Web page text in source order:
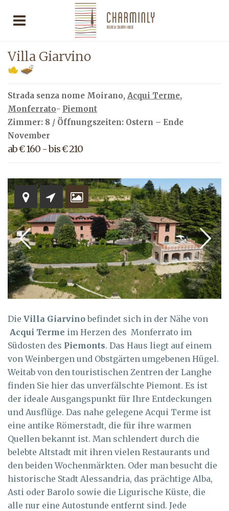
Villa Giarvino
Strada senza nome Moirano, Acqui Terme,
Monferrato- Piemont
Zimmer: 8 / Öffnungszeiten: Ostern – Ende
November
ab € 160 - bis € 210
Die Villa Giarvinobefindet sich in der Nähe von
Acqui Terme im Herzen des Monferrato im
Südosten des Piemonts. Das Haus liegt auf einem
von Weinbergen und Obstgärten umgebenen Hügel.
Weitab von den touristischen Zentren der Langhe
finden Sie hier das unverfälschte Piemont. Es ist
der ideale Ausgangspunkt für Ihre Entdeckungen
und Ausflüge. Das nahe gelegene Acqui Terme ist
eine antike Römerstadt, die für ihre warmen
Quellen bekannt ist. Man schlendert durch die
belebte Altstadt mit ihren vielen Restaurants und
den beiden Wochenmärkten. Oder man besucht die
historische Stadt Alessandria, das prächtige Alba,
Asti oder Barolo sowie die Ligurische Küste, die
alle nur eine Autostunde entfernt sind. Jede